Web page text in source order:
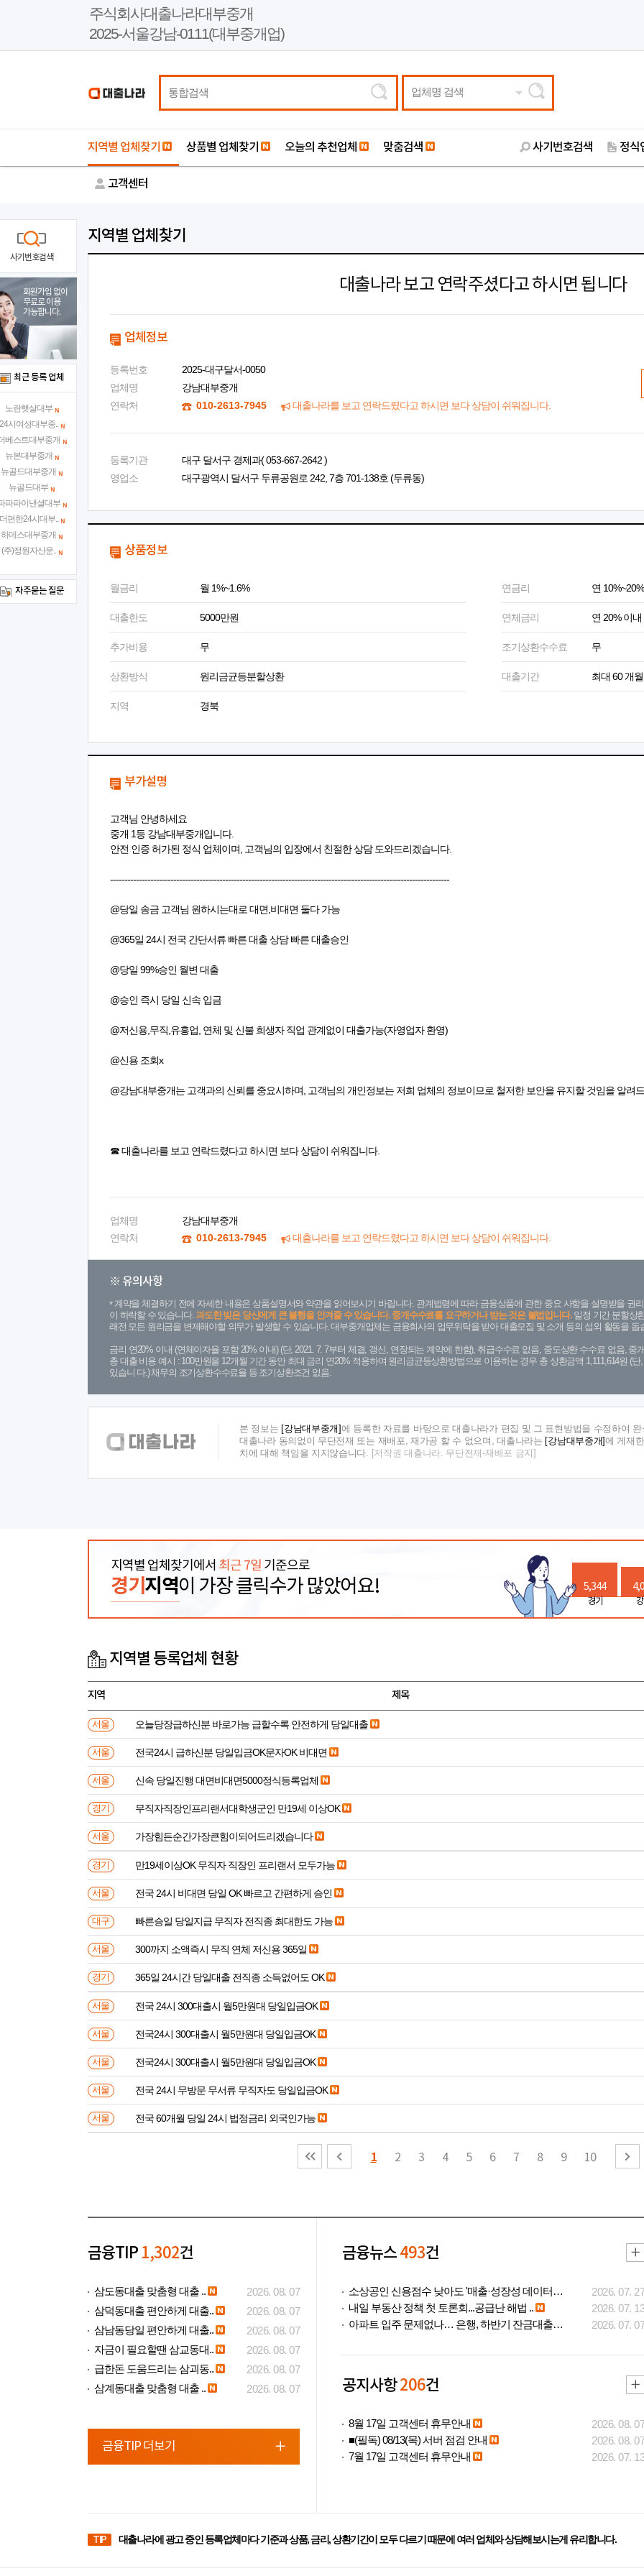
주식회사대출나라대부중개
2025-서울강남-0111(대부중개업)
업체명 검색
지역별 업체찾기 상품별 업체찾기 오늘의 추천업체 맞춤검색 사기번호검색 정식
고객센터
지역별 업체찾기
대출나라 보고 연락주셨다고 하시면 됩니다
업체정보
등록번호
2025-대구달서-0050
업체명
강남대부중개
연락처
010-2613-7945 대출나라를 보고 연락드렸다고 하시면 보다 상담이 쉬워집니다.
등록기관
대구 달서구 경제과( 053-667-2642 )
영업소
대구광역시 달서구 두류공원로 242, 7층 701-138호 (두류동)
상품정보
월금리 월 1%~1.6% 연금리 연 10%~20%
대출한도 5000만원 연체금리 연 20% 이내
추가비용 무 조기상환수수료 무
상환방식 원리금균등분할상환 대출기간 최대 60 개월
지역 경북
부가설명
고객님 안녕하세요
중개 1등 강남대부중개입니다.
안전 인증 허가된 정식 업체이며, 고객님의 입장에서 친절한 상담 도와드리겠습니다.
----------------------------------------------------------------------------------------------------------------------
@당일 송금 고객님 원하시는대로 대면,비대면 둘다 가능
@365일 24시 전국 간단서류 빠른 대출 상담 빠른 대출승인
@당일 99%승인 월변 대출
@승인 즉시 당일 신속 입금
@저신용,무직,유흥업, 연체 및 신불 희생자 직업 관계없이 대출가능(자영업자 환영)
@신용 조회x
@강남대부중개는 고객과의 신뢰를 중요시하며, 고객님의 개인정보는 저희 업체의 정보이므로 철저한 보안을 유지할 것임을 알려
☎ 대출나라를 보고 연락드렸다고 하시면 보다 상담이 쉬워집니다.
업체명
강남대부중개
연락처
010-2613-7945 대출나라를 보고 연락드렸다고 하시면 보다 상담이 쉬워집니다.
※ 유의사항
계약을 체결하기 전에 자세한 내용은 상품설명서와 약관을 읽어보시기 바랍니다. 관계법령에 따라 금융상품에 관한 중요 사항을 설명받을 권
이 하락할 수 있습니다.과도한 빚은 당신에게 큰 불행을 안겨줄 수 있습니다. 중개수수료를 요구하거나 받는 것은 불법입니다.일정 기간 분할상
래전 모든 원리금을 변제해야할 의무가 발생할 수 있습니다. 대부중개업체는 금융회사의 업무위탁을 받아 대출모집 및 소개 등의 섭외 활동을
금리 연20% 이내 (연체이자율 포함 20% 이내) (단, 2021. 7. 7부터 체결, 갱신, 연장되는 계약에 한함), 취급수수료 없음, 중도상환 수수료 없음,
총 대출 비용 예시 : 100만원을 12개월 기간 동안 최대 금리 연20% 적용하여 원리금균등상환방법으로 이용하는 경우 총 상환금액 1,111,614원 (
있습니 다.) 채무의 조기상환수수료율 등 조기상환조건 없음.
본 정보는 [강남대부중개] 에 등록한 자료를 바탕으로 대출나라가 편집 및 그 표현방법을 수정하여
대출나라 동의없이 무단전재 또는 재배포, 재가공 할 수 없으며, 대출나라는
[강남대부중개]에 게재
치에 대해 책임을 지지않습니다.
[저작권 대출나라. 무단전재-재배포 금지]
지역별 업체찾기에서 최근 7일 기준으로
경기 지역이 가장 클릭수가 많았어요! 5,344
경기
지역별 등록업체 현황
지역 제목
서울 오늘당장급하신분 바로가능 급할수록 안전하게 당일대출
서울 전국24시 급하신분 당일입금OK문자OK 비대면
서울 신속 당일진행 대면비대면5000정식등록업체
경기 무직자직장인프리랜서대학생군인 만19세 이상OK
서울 가장힘든순간가장큰힘이되어드리겠습니다
경기 만19세이상OK 무직자 직장인 프리랜서 모두가능
서울 전국 24시 비대면 당일 OK 빠르고 간편하게 승인
대구 빠른승일 당일지급 무직자 전직종 최대한도 가능
서울 300까지 소액즉시 무직 연체 저신용 365일
경기 365일 24시간 당일대출 전직종 소득없어도 OK
서울 전국 24시 300대출시 월5만원대 당일입금OK
서울 전국24시 300대출시 월5만원대 당일입금OK
서울 전국24시 300대출시 월5만원대 당일입금OK
서울 전국 24시 무방문 무서류 무직자도 당일입금OK
서울 전국 60개월 당일 24시 법정금리 외국인가능
1 2 3 4 5 6 7 8 9 10
사기번호검색
회원가입 없이
무료로 이용
가능합니다.
최근 등록 업체
노란햇살대부
시여성대부중..
베스트대부중개
뉴본대부중개
뉴골드대부중개
뉴골드대부
파파이낸셜대부
편한24시대부..
하데스대부중개
(주)정원자산운..
자주묻는 질문
금융TIP 1,302건
삼도동대출 맞춤형 대출 ..
2026. 08. 07
삼덕동대출 편안하게 대출..
2026. 08. 07
삼남동당일 편안하게 대출..
2026. 08. 07
자금이 필요할땐 삼교동대..
2026. 08. 07
급한돈 도움드리는 삼괴동..
2026. 08. 07
삼계동대출 맞춤형 대출 ..
2026. 08. 07
금융TIP 더보기
금융뉴스493건
소상공인 신용점수 낮아도 '매출·성장성 데이터..
2026. 07. 27
내일 부동산 정책 첫 토론회...공급난 해법 ..
2026. 07. 13
아파트 입주 문제없나… 은행, 하반기 잔금대출..
2026. 07. 07
공지사항206건
8월 17일 고객센터 휴무안내
2026. 08. 07
■(필독) 08/13(목) 서버 점검 안내
2026. 08. 07
7월 17일 고객센터 휴무안내
2026. 07. 13
TIP 대출나라에 광고 중인 등록업체마다 기준과 상품, 금리, 상환기간이 모두 다르기 때문에 여러 업체와 상담해보시는게 유리합니다.